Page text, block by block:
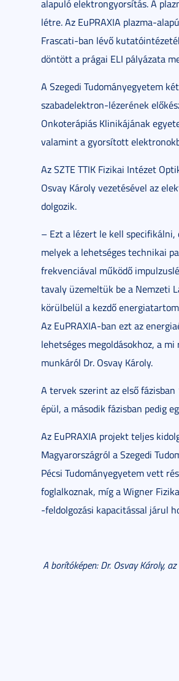
alapuló elektrongyorsítás. A
létre. Az EuPRAXIA plazma-
Frascati-ban lévő
döntött a prágai ELI pályázata
A Szegedi Tudományegyetem
szabadelektron-lézerének
Onkoterápiás Klinikájának
valamint a gyorsított
Az SZTE TTIK Fizikai Intézet
Osvay Károly vezetésével az
dolgozik.
– Ezt a lézert le kell
melyek a lehetséges technikai
frekvenciával működő
tavaly üzemeltük be a Nemzeti
körülbelül a kezdő
Az EuPRAXIA-ban ezt az
lehetséges megoldásokhoz, a
munkáról Dr. Osvay Károly.
A tervek szerint az első
épül, a második fázisban pedig
Az EuPRAXIA projekt teljes
Magyarországról a Szegedi
Pécsi Tudományegyetem vett
foglalkoznak, míg a Wigner
-feldolgozási kapacitással járul
A borítóképen: Dr. Osvay Károly,